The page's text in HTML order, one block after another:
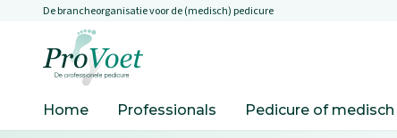
Overslaan en naar de inhoud gaan
De brancheorganisatie voor de (medisch) pedicure
Home Professionals Pedicure of